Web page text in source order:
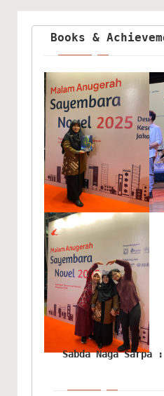
Books &
Sabda Naga Sarpa